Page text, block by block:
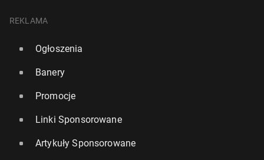
REKLAMA
Ogłoszenia
Banery
Promocje
Linki Sponsorowane
Artykuły Sponsorowane